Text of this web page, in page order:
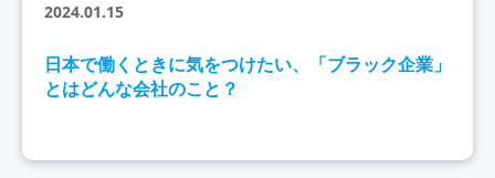
2024.01.15
日本で働くときに気をつけたい、「ブラック企業」
とはどんな会社のこと？